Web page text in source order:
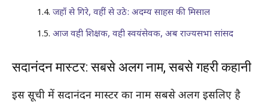
जहाँ से गिरे, वहीं से उठे: अदम्य साहस की मिसाल
आज वही शिक्षक, वही स्वयंसेवक, अब राज्यसभा सांसद
सदानंदन मास्टर: सबसे अलग नाम, सबसे गहरी कहानी
इस सूची में सदानंदन मास्टर का नाम सबसे अलग इसलिए है